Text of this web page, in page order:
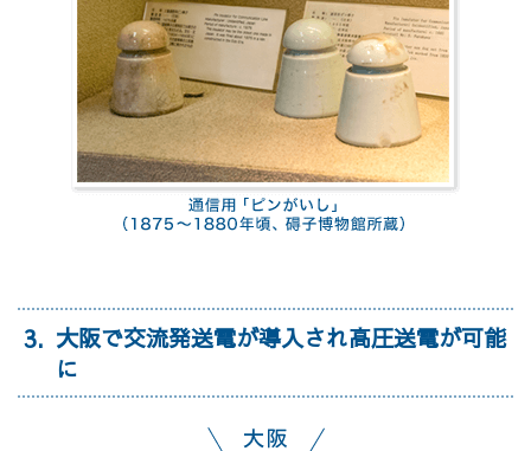
3
大阪で交流発送電が導入され高圧送電が可能
に